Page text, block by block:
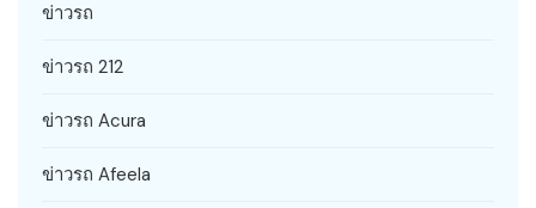
ข่าวรถ
ข่าวรถ 212
ข่าวรถ Acura
ข่าวรถ Afeela